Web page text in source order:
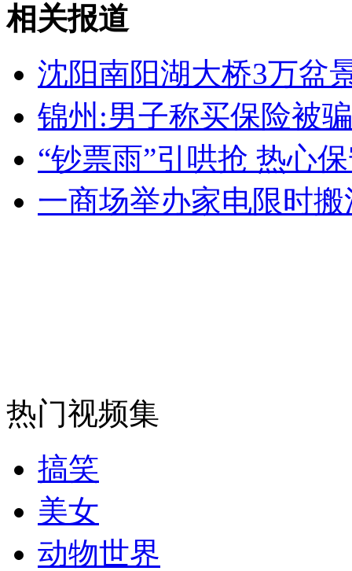
外交部：有关国家言论片面不公正
安徽一实载49人客车翻车
走！跟着总书记去植树
司机酒驾遇交警 急速倒车逃窜
相关报道
沈阳南阳湖大桥3万盆
锦州:男子称买保险被
“钞票雨”引哄抢 热心
一商场举办家电限时
热门视频集
搞笑
美女
动物世界